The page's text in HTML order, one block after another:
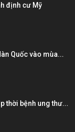
định cư Mỹ
Quốc vào mùa...
thời bệnh ung thư...